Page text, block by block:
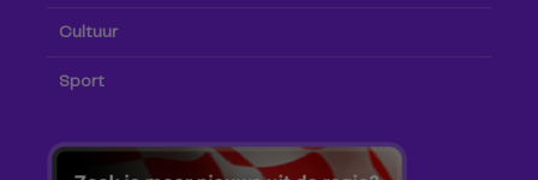
Cultuur
Sport